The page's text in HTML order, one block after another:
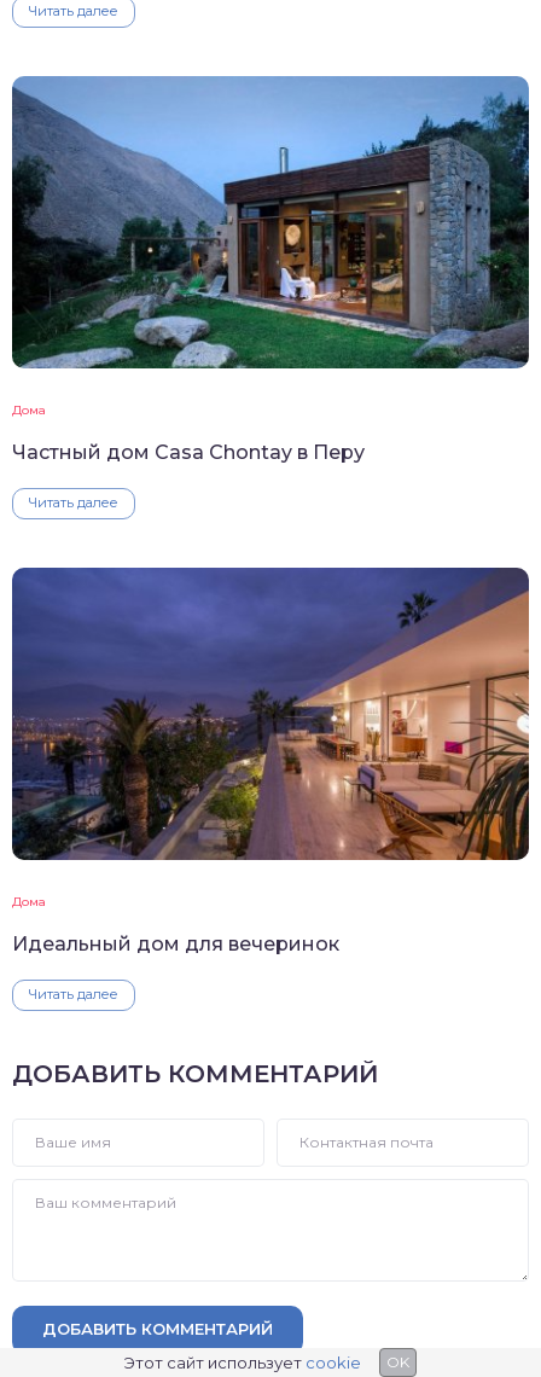
Читать далее
Дома
Частный дом Casa Chontay в Перу
Читать далее
Дома
Идеальный дом для вечеринок
Читать далее
ДОБАВИТЬ КОММЕНТАРИЙ
ДОБАВИТЬ КОММЕНТАРИЙ
Этот сайт использует cookie OK